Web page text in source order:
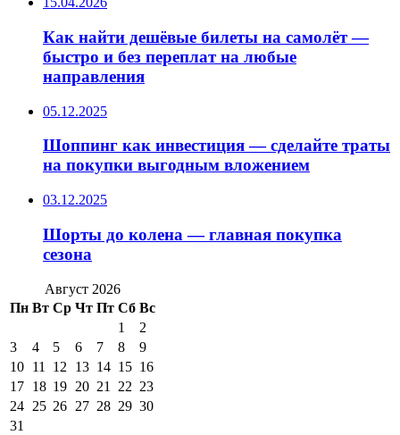
Как найти дешёвые билеты на самолёт —
быстро и без переплат на любые
направления
05.12.2025
Шоппинг как инвестиция — сделайте траты
на покупки выгодным вложением
03.12.2025
Шорты до колена — главная покупка
сезона
Август 2026
Пн Вт Ср Чт Пт Сб Вс
1
2
3
4 5 6 7 8
9
10 11 12 13 14 15 16
17 18 19 20 21 22 23
24 25 26 27 28 29 30
31